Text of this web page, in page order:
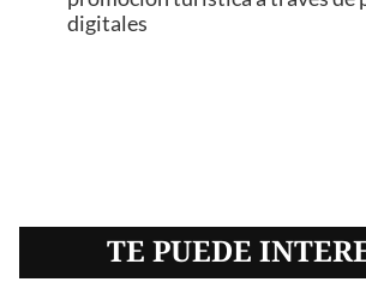
digitales
TE PUEDE